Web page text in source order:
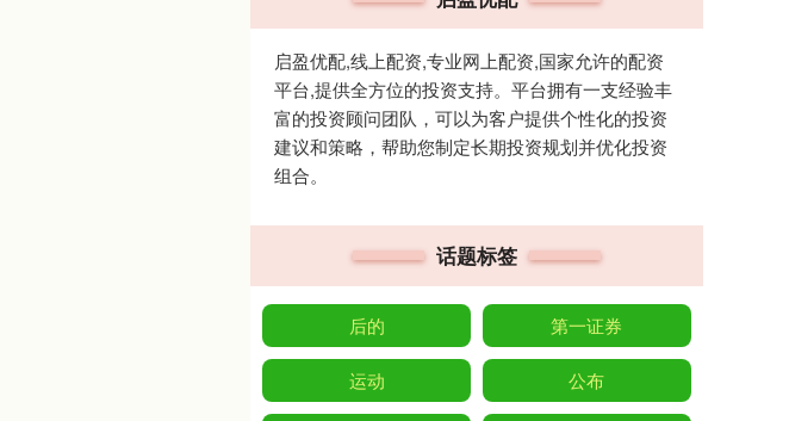
启盈优配,线上配资,专业网上配资,国家允许的配资
平台,提供全方位的投资支持。平台拥有一支经验丰
富的投资顾问团队，可以为客户提供个性化的投资
建议和策略，帮助您制定长期投资规划并优化投资
组合。
话题标签
后的 第一证券
运动 公布